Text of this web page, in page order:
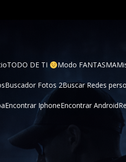
TODO DE TI Modo FANTASMA
Buscador Fotos 2Buscar Redes
Encontrar IphoneEncontrar Android